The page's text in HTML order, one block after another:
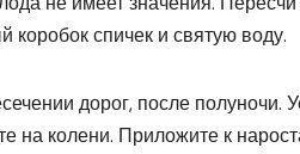
коробок спичек и святую воду.
дорог, после полуночи.
на колени. Приложите к